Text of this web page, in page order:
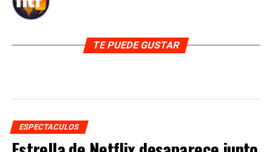
TE PUEDE GUSTAR
ESPECTACULOS